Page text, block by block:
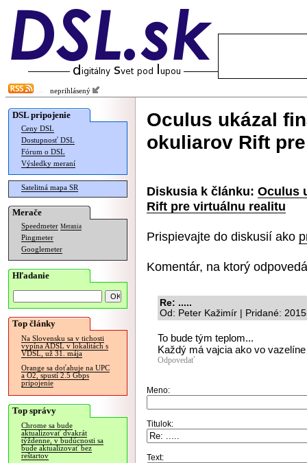
neprihlásený
DSL pripojenie
Ceny DSL
Dostupnosť DSL
Fórum o DSL
Výsledky meraní
Satelitná mapa SR
Merače
Speedmeter Merania
Pingmeter
Googlemeter
Hľadanie
Top články
Na Slovensku sa v tichosti
vypína ADSL v lokalitách s
VDSL, už 31. mája
Orange sa doťahuje na UPC
a O2, spustí 2.5 Gbps
pripojenie
Top správy
Chrome sa bude
aktualizovať dvakrát
týždenne, v budúcnosti sa
bude aktualizovať bez
reštartov
Oculus ukázal
okuliarov Rift
Diskusia k článku: Oculus
Rift pre virtuálnu realitu
Prispievajte do diskusií ako
Komentár, na ktorý
Re: .....
Od: Peter Kažimír | Pridané:
To bude tým teplom...
Každý má vajcia ako vo
Odpovedať
Meno:
Titulok:
Text: